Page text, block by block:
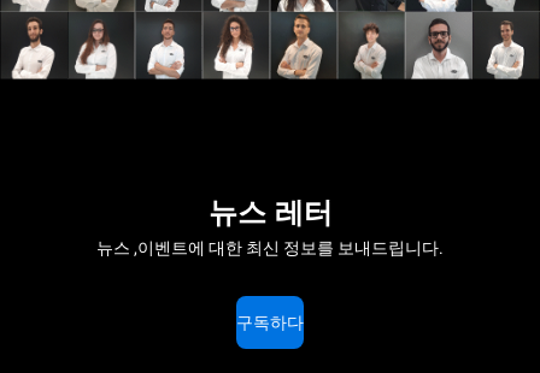
뉴스 레터
뉴스 ,이벤트에 대한 최신 정보를 보내드립니다.
구독하다